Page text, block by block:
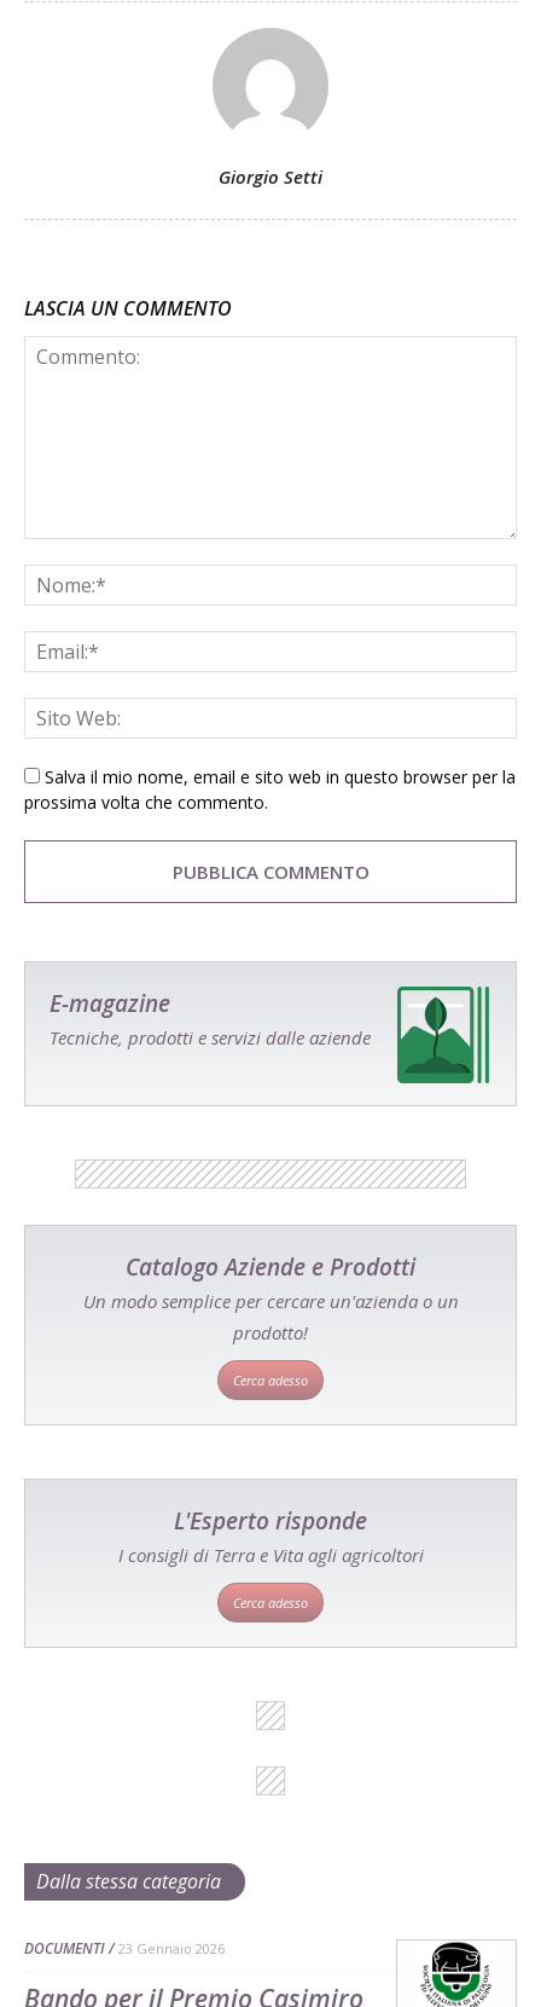
Giorgio Setti
LASCIA UN COMMENTO
Salva il mio nome, email e sito web in questo browser per la
prossima volta che commento.
E-magazine
Tecniche, prodotti e servizi dalle aziende
Catalogo Aziende e Prodotti
Un modo semplice per cercare un'azienda o un
prodotto!
Cerca adesso
L'Esperto risponde
I consigli di Terra e Vita agli agricoltori
Cerca adesso
Dalla stessa categoria
DOCUMENTI 23 Gennaio 2026
Bando per il Premio Casimiro